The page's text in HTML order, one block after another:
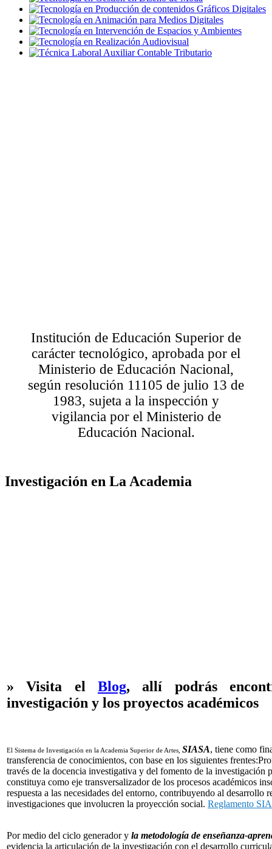
Institución de Educación Superior de
carácter tecnológico, aprobada por el
Ministerio de Educación Nacional,
según resolución 11105 de julio 13 de
1983, sujeta a la inspección y
vigilancia por el Ministerio de
Educación Nacional.
Investigación en La Academia
» Visita el Blog, allí podrás
investigación y los proyectos académicos
El Sistema de Investigación en la Academia Superior de Artes, SIASA, tiene como
transferencia de conocimientos, con base en los siguientes
través de la docencia investigativa y del fomento de la investigación
constituya como eje transversalizador de los procesos académicos
respuesta a las necesidades del entorno, contribuyendo al desarrollo
investigaciones que involucren la proyección social. Reglamento
Por medio del ciclo generador y la metodología de enseñanza-
evidencia la articulación de la investigación con el desarrollo